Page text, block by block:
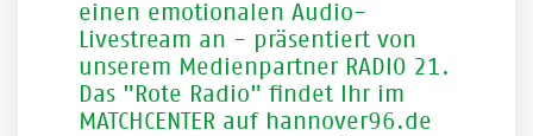
einen emotionalen Audio-
Livestream an - präsentiert von
unserem Medienpartner RADIO 21.
Das "Rote Radio" findet Ihr im
MATCHCENTER auf hannover96.de